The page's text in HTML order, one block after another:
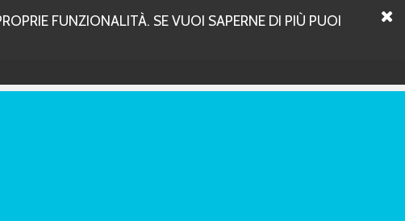
FUNZIONALITÀ. SE VUOI SAPERNE DI PIÙ PUOI